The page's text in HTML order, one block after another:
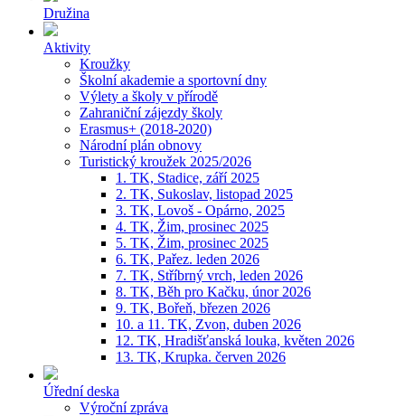
Družina
Aktivity
Kroužky
Školní akademie a sportovní dny
Výlety a školy v přírodě
Zahraniční zájezdy školy
Erasmus+ (2018-2020)
Národní plán obnovy
Turistický kroužek 2025/2026
1. TK, Stadice, září 2025
2. TK, Sukoslav, listopad 2025
3. TK, Lovoš - Opárno, 2025
4. TK, Žim, prosinec 2025
5. TK, Žim, prosinec 2025
6. TK, Pařez. leden 2026
7. TK, Stříbrný vrch, leden 2026
8. TK, Běh pro Kačku, únor 2026
9. TK, Bořeň, březen 2026
10. a 11. TK, Zvon, duben 2026
12. TK, Hradišťanská louka, květen 2026
13. TK, Krupka. červen 2026
Úřední deska
Výroční zpráva